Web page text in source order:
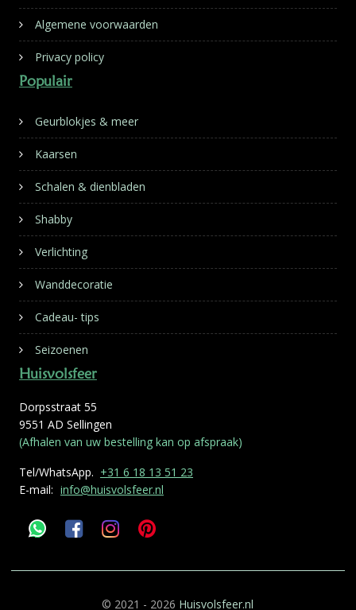
Algemene voorwaarden
Privacy policy
Populair
Geurblokjes & meer
Kaarsen
Schalen & dienbladen
Shabby
Verlichting
Wanddecoratie
Cadeau- tips
Seizoenen
Huisvolsfeer
Dorpsstraat 55
9551 AD Sellingen
(Afhalen van uw bestelling kan op afspraak)
Tel/WhatsApp. +31 6 18 13 51 23
E-mail: info@huisvolsfeer.nl
© 2021 - 2026 Huisvolsfeer.nl